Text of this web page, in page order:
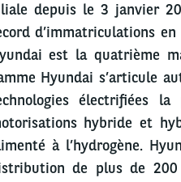
depuis le 3 janvier
d’immatriculations
est la quatrième
Hyundai s’articule
électrifiées
hybride et
à l’hydrogène.
de plus de